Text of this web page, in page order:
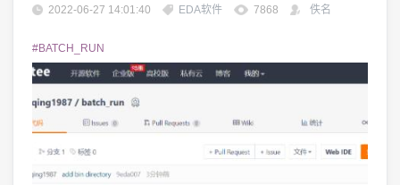
说，了解 IC 设计流程以及每个环节所用 EDA 工具，了解全流程
提升 IC 设计效率的根本所在，所以同样具有重要意义。作为一个
初入门者...
2022-06-27 14:01:40 EDA软件 7868 佚名
#BATCH_RUN